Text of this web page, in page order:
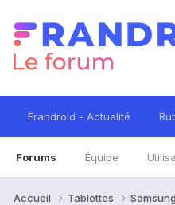
Frandroid - Actualité
Forums Équipe
Accueil Tablettes Samsung